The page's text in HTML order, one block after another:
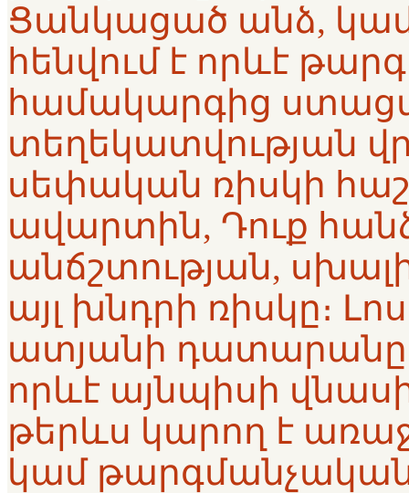
Ցանկացած անձ, կամ
հենվում է որևէ
համակարգից
տեղեկատվության
սեփական ռիսկի
ավարտին, Դուք
անճշտության,
այլ խնդրի ռիսկը։
ատյանի
որևէ այնպիսի
թերևս կարող է
կամ